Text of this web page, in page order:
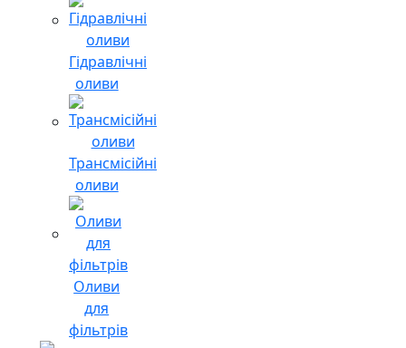
Гідравлічні
оливи
Трансмісійні
оливи
Оливи
для
фільтрів